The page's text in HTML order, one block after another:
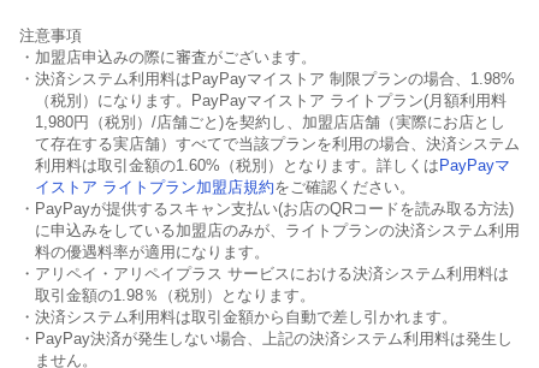
注意事項
・加盟店申込みの際に審査がございます。
・決済システム利用料はPayPayマイストア 制限プランの場合、1.98%
（税別）になります。PayPayマイストア ライトプラン(月額利用料
1,980円（税別）/店舗ごと)を契約し、加盟店店舗（実際にお店とし
て存在する実店舗）すべてで当該プランを利用の場合、決済システム
利用料は取引金額の1.60%（税別）となります。詳しくは PayPayマ
イストア ライトプラン加盟店規約をご確認ください。
・PayPayが提供するスキャン支払い(お店のQRコードを読み取る方法)
に申込みをしている加盟店のみが、ライトプランの決済システム利用
料の優遇料率が適用になります。
・アリペイ・アリペイプラス サービスにおける決済システム利用料は
取引金額の1.98％（税別）となります。
・決済システム利用料は取引金額から自動で差し引かれます。
・PayPay決済が発生しない場合、上記の決済システム利用料は発生し
ません。